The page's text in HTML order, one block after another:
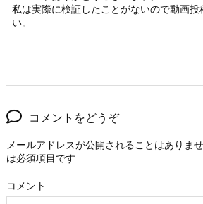
私は実際に検証したことがないので動画投
い。
コメントをどうぞ
メールアドレスが公開されることはありませ
は必須項目です
コメント